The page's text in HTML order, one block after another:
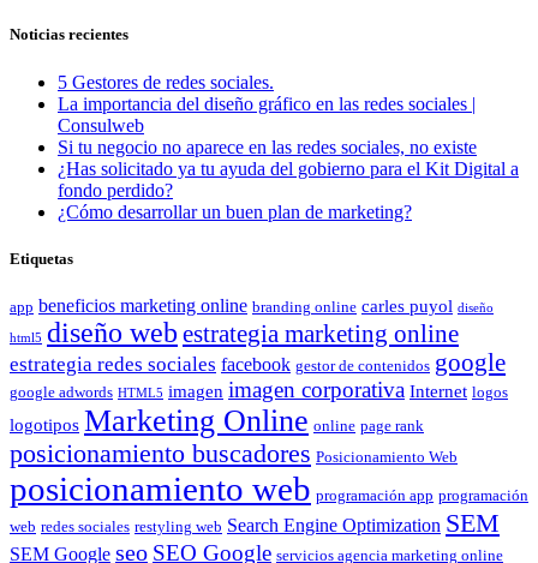
Noticias recientes
5 Gestores de redes sociales.
La importancia del diseño gráfico en las redes sociales |
Consulweb
Si tu negocio no aparece en las redes sociales, no existe
¿Has solicitado ya tu ayuda del gobierno para el Kit Digital a
fondo perdido?
¿Cómo desarrollar un buen plan de marketing?
Etiquetas
app beneficios marketing online branding online carles puyol diseño
html5 diseño web estrategia marketing online
estrategia redes sociales facebook gestor de contenidos google
google adwords HTML5 imagen imagen corporativa Internet logos
logotipos Marketing Online online page rank
posicionamiento buscadores Posicionamiento Web
posicionamiento web programación app programación
web redes sociales restyling web Search Engine Optimization SEM
SEM Google seo SEO Google servicios agencia marketing online